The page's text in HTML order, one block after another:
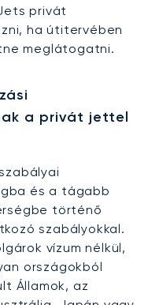
privát
ha útitervében
meglátogatni.
a privát jettel
és a tágabb
történő
szabályokkal.
vízum nélkül,
országokból
Államok, az